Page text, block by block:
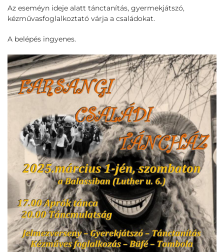
Az eseméyn ideje alatt tánctanítás, gyermekjátszó,
kézművasfoglalkoztató várja a családokat.
A belépés ingyenes.